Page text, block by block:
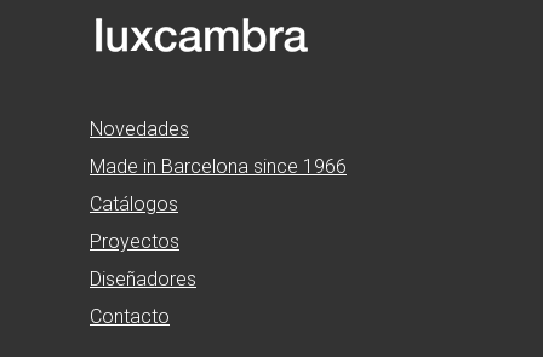
Novedades
Made in Barcelona since 1966
Catálogos
Proyectos
Diseñadores
Contacto